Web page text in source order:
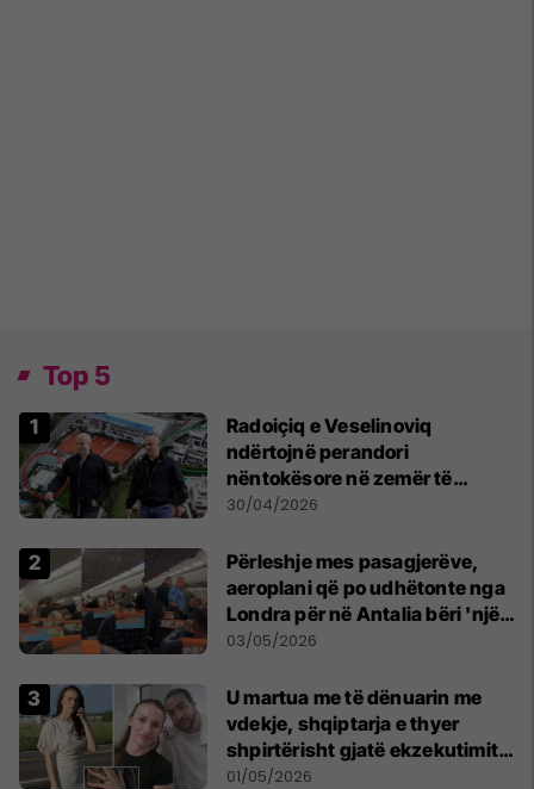
Top 5
Radoiçiq e Veselinoviq
ndërtojnë perandori
nëntokësore në zemër të
Beogradit, nën vilat e tyre
30/04/2026
Përleshje mes pasagjerëve,
aeroplani që po udhëtonte nga
Londra për në Antalia bëri 'një
ulje emergjente' në Prishtinë
03/05/2026
U martua me të dënuarin me
vdekje, shqiptarja e thyer
shpirtërisht gjatë ekzekutimit
të Broadnax
01/05/2026